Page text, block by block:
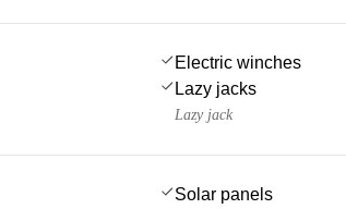
Electric winches
Lazy jacks
Lazy jack
Solar panels